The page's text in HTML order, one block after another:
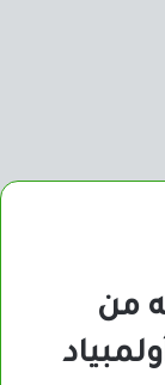
من